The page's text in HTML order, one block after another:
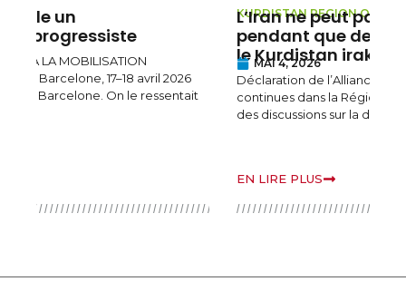
KURDISTAN REGION OF IRAQ
L’Iran ne peut pas appeler à la paix
pendant que des bombes tombent sur
le Kurdistan irakien
MAI 4, 2026
Déclaration de l’Alliance Progressiste sur les attaques
continues dans la Région du Kurdistan d’Irak Alors que
des discussions sur la désescalade et un accord de